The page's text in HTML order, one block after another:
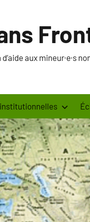
aux mineur·e·s